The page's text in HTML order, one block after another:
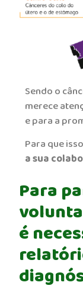
Sendo o
merece
e para a
Para que
a sua
Para
é